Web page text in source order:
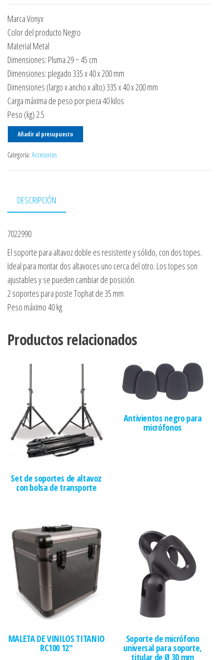
Marca Vonyx
Color del producto Negro
Material Metal
Dimensiones: Pluma 29 ~ 45 cm
Dimensiones: plegado 335 x 40 x 200 mm
Dimensiones (largo x ancho x alto) 335 x 40 x 200 mm
Carga máxima de peso por pieza 40 kilos
Peso (kg) 2.5
Añadir al presupuesto
Categoría: Accesorios
DESCRIPCIÓN
7022990
El soporte para altavoz doble es resistente y sólido, con dos topes.
Ideal para montar dos altavoces uno cerca del otro. Los topes son
ajustables y se pueden cambiar de posición.
2 soportes para poste Tophat de 35 mm
Peso máximo 40 kg
Productos relacionados
Set de soportes de altavoz
con bolsa de transporte
Antivientos negro para
micrófonos
MALETA DE VINILOS TITANIO
RC100 12″
Soporte de micrófono
universal para soporte,
titular de Ø 30 mm